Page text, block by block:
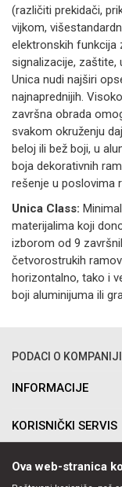
(različiti prekidači,
vijkom,
elektronskih funkcija
signalizacije, zaštite,
Unica nudi najširi
najnaprednijih.
završna obrada
svakom okruženju
beloj ili bež boji, u
boja dekorativnih
rešenje u poslovima
Unica Class:
materijalima koji
izborom od 9
četvorostrukih
horizontalno, tako i
boji aluminijuma ili
PODACI O KOMPANIJI
Razo DOO
Bakarska br.5
Telefon:
INFORMACIJE
KORISNIČKI SERVIS
Politika privatnosti
PRATITE NAS
Ova web-stranica